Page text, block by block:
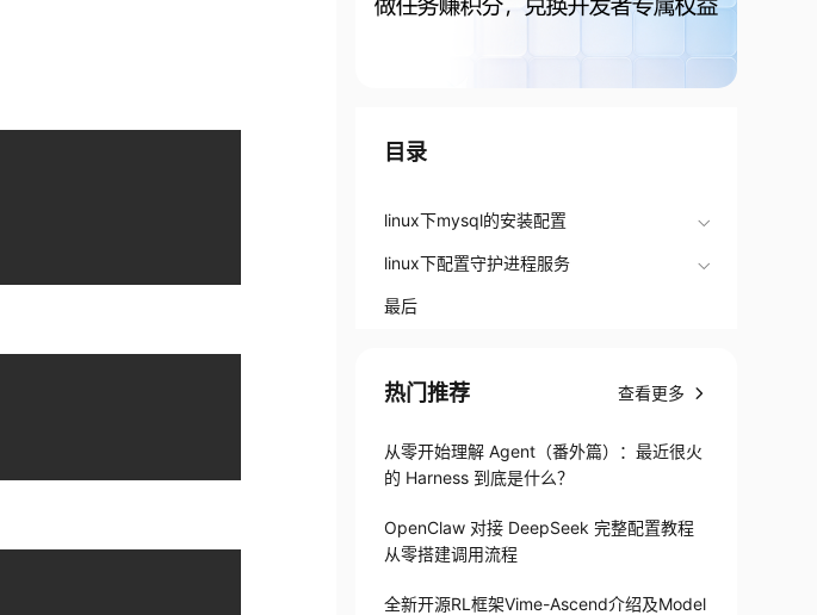
目录
linux下mysql的安装配置
linux下配置守护进程服务
最后
热门推荐 查看更多
从零开始理解 Agent（番外篇）：最近很火
的 Harness 到底是什么？
OpenClaw 对接 DeepSeek 完整配置教程
从零搭建调用流程
全新开源RL框架Vime-Ascend介绍及Model